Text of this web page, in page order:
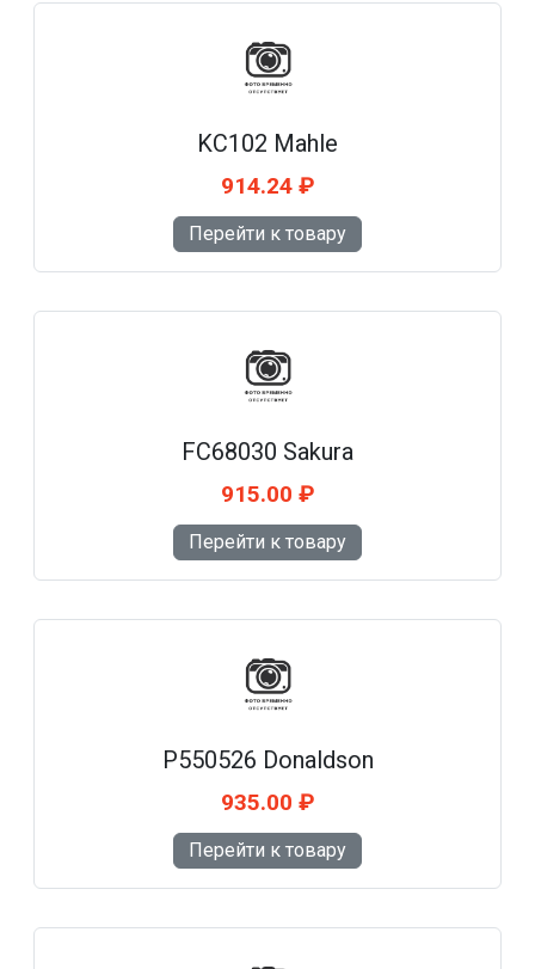
KC102 Mahle
914.24 ₽
Перейти к товару
FC68030 Sakura
915.00 ₽
Перейти к товару
P550526 Donaldson
935.00 ₽
Перейти к товару